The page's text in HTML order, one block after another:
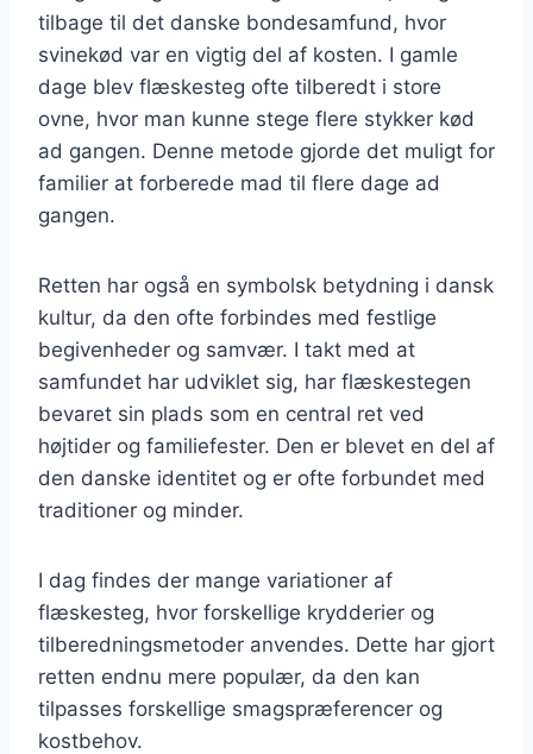
tilbage til det danske bondesamfund, hvor
svinekød var en vigtig del af kosten. I gamle
dage blev flæskesteg ofte tilberedt i store
ovne, hvor man kunne stege flere stykker kød
ad gangen. Denne metode gjorde det muligt for
familier at forberede mad til flere dage ad
gangen.
Retten har også en symbolsk betydning i dansk
kultur, da den ofte forbindes med festlige
begivenheder og samvær. I takt med at
samfundet har udviklet sig, har flæskestegen
bevaret sin plads som en central ret ved
højtider og familiefester. Den er blevet en del af
den danske identitet og er ofte forbundet med
traditioner og minder.
I dag findes der mange variationer af
flæskesteg, hvor forskellige krydderier og
tilberedningsmetoder anvendes. Dette har gjort
retten endnu mere populær, da den kan
tilpasses forskellige smagspræferencer og
kostbehov.